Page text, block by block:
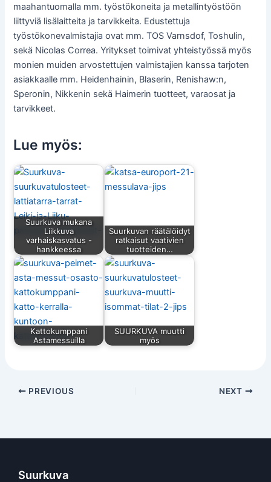
maahantuomalla mm. työstökoneita ja metallintyöstöön
liittyviä lisälaitteita ja tarvikkeita. Edustettuja
työstökonevalmistajia ovat mm. TOS Varnsdof, Toshulin,
sekä Nicolas Correa. Yritykset toimivat yhteistyössä myös
monien muiden arvostettujen valmistajien kanssa tarjoten
asiakkaalle mm. Heidenhainin, Blaserin, Renishaw:n,
Speronin, Nikkenin sekä Haimerin tuotteet, varaosat ja
tarvikkeet.
Lue myös:
Suurkuva mukana
Liikkuva
varhaiskasvatus -
hankkeessa
Suurkuvan räätälöidyt
ratkaisut vaativien
tuotteiden…
Kattokumppani
Astamessuilla
SUURKUVA muutti
myös
PREVIOUS NEXT
Suurkuva